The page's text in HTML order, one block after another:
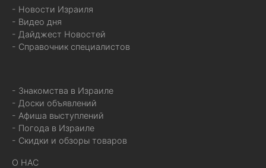
- Новости Израиля
- Видео дня
- Дайджест Новостей
- Справочник специалистов
- Знакомства в Израиле
- Доски объявлений
- Афиша выступлений
- Погода в Израиле
- Скидки и обзоры товаров
О НАС